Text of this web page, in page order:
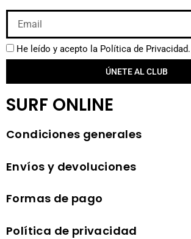
He leído y acepto la Política de Privacidad.
ÚNETE AL CLUB
SURF ONLINE
Condiciones generales
Envíos y devoluciones
Formas de pago
Política de privacidad